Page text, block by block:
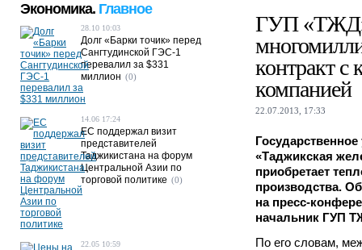
ГУП
контракт с
компанией
22.07.2013, 17:33
«Таджикская
приобретает
производства.
на пресс-
начальник ГУП
По его словам,
Экономика. Главное
28.10 10:03
Долг «Барки точик» перед
Сангтудинской ГЭС-1
перевалил за $331
миллион (0)
14.06 17:24
ЕС поддержал визит
представителей
Таджикистана на форум
Центральной Азии по
торговой политике (0)
22.05 10:59